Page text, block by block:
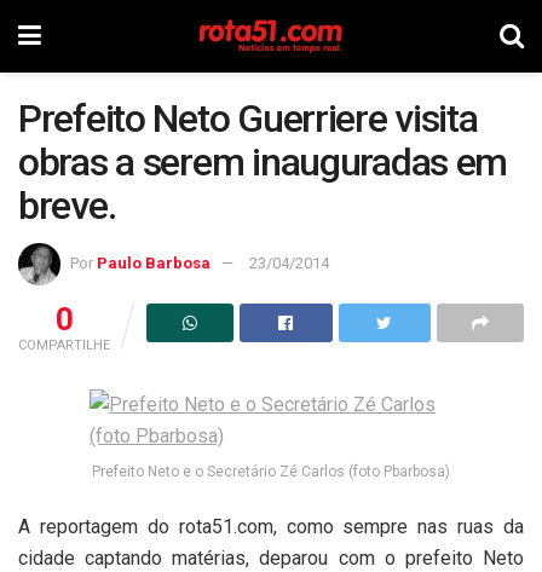
Prefeito Neto Guerriere visita
obras a serem inauguradas em
breve.
Por Paulo Barbosa 23/04/2014
0
COMPARTILHE
Prefeito Neto e o Secretário Zé Carlos (foto Pbarbosa)
A reportagem do rota51.com, como sempre nas ruas da
cidade captando matérias, deparou com o prefeito Neto